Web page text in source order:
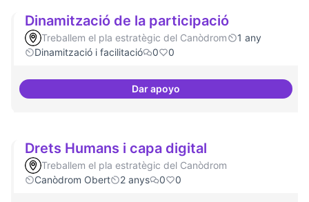
Dinamització de la participació
Treballem el pla estratègic del Canòdrom
1 any
Dinamització i facilitació
0 0
Dar apoyoDinamització de la participació
Drets Humans i capa digital
Treballem el pla estratègic del Canòdrom
Canòdrom Obert
2 anys 0 0